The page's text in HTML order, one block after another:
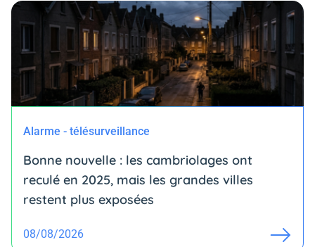
Alarme - télésurveillance
Bonne nouvelle : les cambriolages ont
reculé en 2025, mais les grandes villes
restent plus exposées
08/08/2026